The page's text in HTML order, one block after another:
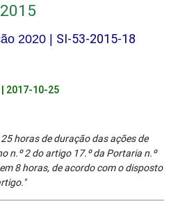
2020 | SI-53-2015-18
2017-10-25
horas de duração das ações de
n.º 2 do artigo 17.º da Portaria n.º
8 horas, de acordo com o disposto